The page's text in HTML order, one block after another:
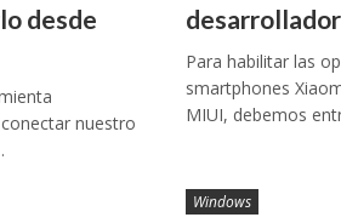
desde
nuestro
Para habilitar las
smartphones
MIUI, debemos
Windows